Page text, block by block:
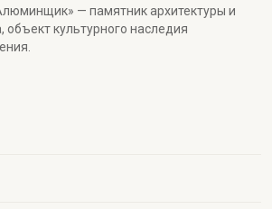
— памятник архитектуры и
объект культурного наследия